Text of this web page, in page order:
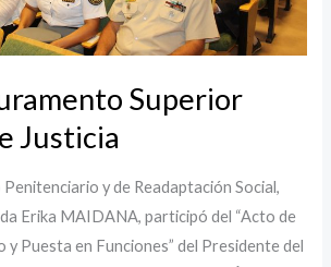
Superior
Justicia
Penitenciario y de Readaptación Social,
Erika MAIDANA, participó del “Acto de
y Puesta en Funciones” del Presidente del